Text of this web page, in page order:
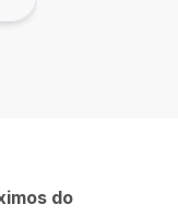
do